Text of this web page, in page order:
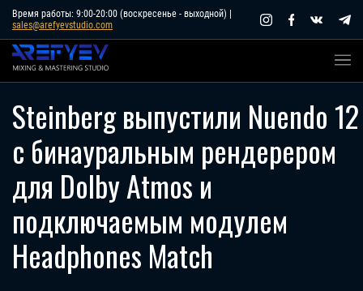
Skip
content
Время работы: 9:00-20:00 (воскресенье - выходной) |
sales@arefyevstudio.com
Steinberg выпустили Nuendo 12
с бинауральным рендерером
для Dolby Atmos и
подключаемым модулем
Headphones Match